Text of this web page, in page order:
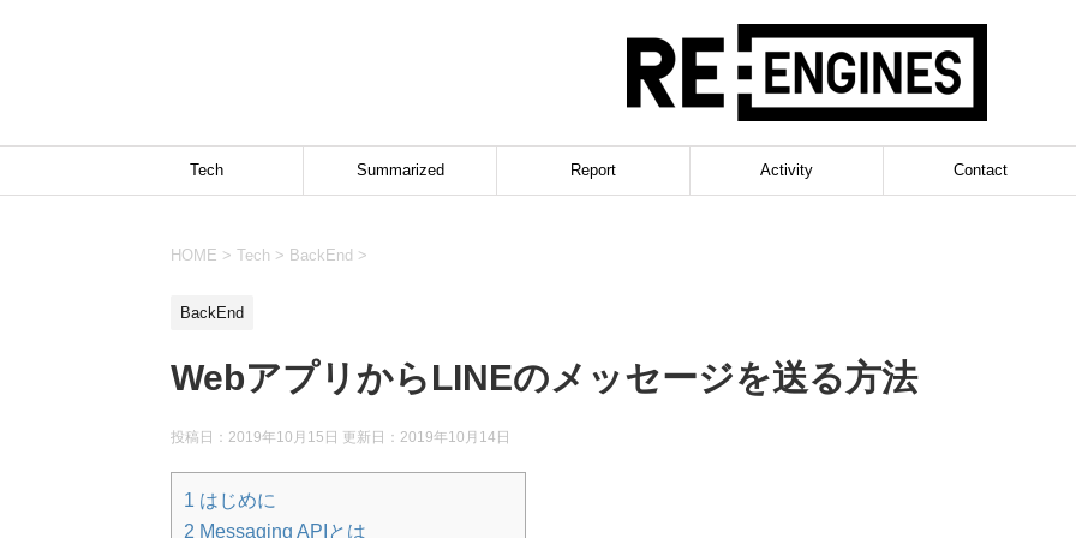
Tech Summarized Report Activity Contact
HOME > Tech > BackEnd >
BackEnd
WebアプリからLINEのメッセージを送る方法
投稿日：2019年10月15日 更新日： 2019年10月14日
1 はじめに
2 Messaging APIとは